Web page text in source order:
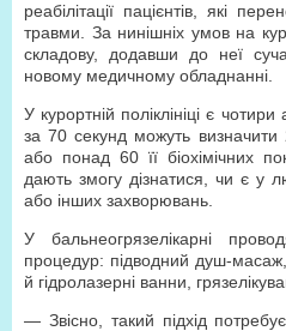
реабілітації пацієнтів, які
травми. За нинішніх умов на
складову, додавши до неї
новому медичному обладнанні.
У курортній поліклініці є
за 70 секунд можуть визначити
або понад 60 її біохімічних
дають змогу дізнатися, чи є у
або інших захворювань.
У бальнеогрязелікарні
процедур: підводний душ-
й гідролазерні ванни,
— Звісно, такий підхід